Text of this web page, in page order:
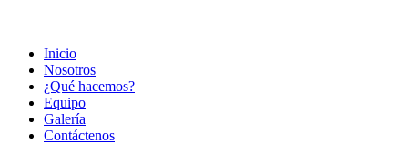
Inicio
Nosotros
¿Qué hacemos?
Equipo
Galería
Contáctenos